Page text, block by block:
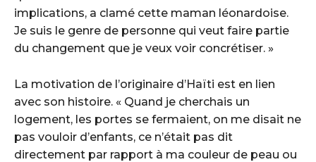
implications, a clamé cette maman léonardoise.
Je suis le genre de personne qui veut faire partie
du changement que je veux voir concrétiser. »
La motivation de l’originaire d’Haïti est en lien
avec son histoire. « Quand je cherchais un
logement, les portes se fermaient, on me disait ne
pas vouloir d’enfants, ce n’était pas dit
directement par rapport à ma couleur de peau ou